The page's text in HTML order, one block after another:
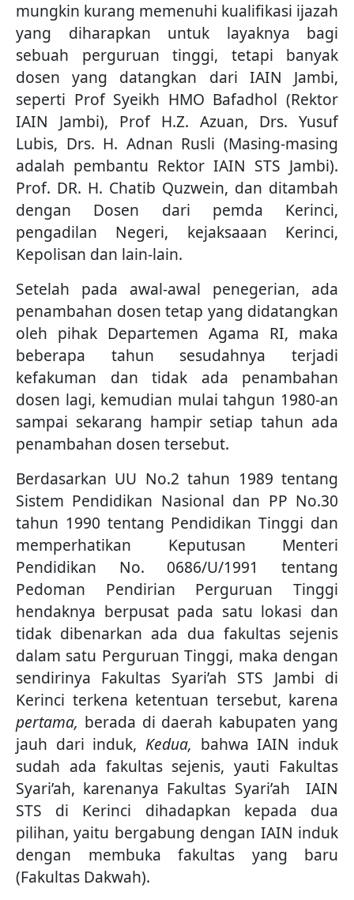
mungkin kurang memenuhi kualifikasi ijazah
yang diharapkan untuk layaknya bagi
sebuah perguruan tinggi, tetapi banyak
dosen yang datangkan dari IAIN Jambi,
seperti Prof Syeikh HMO Bafadhol (Rektor
IAIN Jambi), Prof H.Z. Azuan, Drs. Yusuf
Lubis, Drs. H. Adnan Rusli (Masing-masing
adalah pembantu Rektor IAIN STS Jambi).
Prof. DR. H. Chatib Quzwein, dan ditambah
dengan Dosen dari pemda Kerinci,
pengadilan Negeri, kejaksaaan Kerinci,
Kepolisan dan lain-lain.
Setelah pada awal-awal penegerian, ada
penambahan dosen tetap yang didatangkan
oleh pihak Departemen Agama RI, maka
beberapa tahun sesudahnya terjadi
kefakuman dan tidak ada penambahan
dosen lagi, kemudian mulai tahgun 1980-an
sampai sekarang hampir setiap tahun ada
penambahan dosen tersebut.
Berdasarkan UU No.2 tahun 1989 tentang
Sistem Pendidikan Nasional dan PP No.30
tahun 1990 tentang Pendidikan Tinggi dan
memperhatikan Keputusan Menteri
Pendidikan No. 0686/U/1991 tentang
Pedoman Pendirian Perguruan Tinggi
hendaknya berpusat pada satu lokasi dan
tidak dibenarkan ada dua fakultas sejenis
dalam satu Perguruan Tinggi, maka dengan
sendirinya Fakultas Syari’ah STS Jambi di
Kerinci terkena ketentuan tersebut, karena
pertama, berada di daerah kabupaten yang
jauh dari induk, Kedua, bahwa IAIN induk
sudah ada fakultas sejenis, yauti Fakultas
Syari’ah, karenanya Fakultas Syari’ah IAIN
STS di Kerinci dihadapkan kepada dua
pilihan, yaitu bergabung dengan IAIN induk
dengan membuka fakultas yang baru
(Fakultas Dakwah).